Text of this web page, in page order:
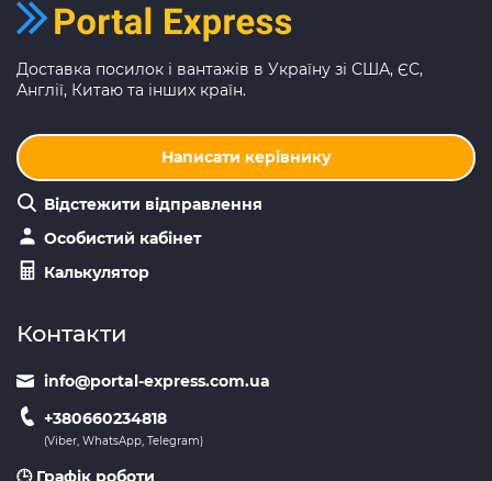
Доставка посилок і вантажів в Україну зі США, ЄС,
Англії, Китаю та інших країн.
Написати керівнику
Відстежити відправлення
Особистий кабінет
Калькулятор
Контакти
info@portal-express.com.ua
+380660234818
(Viber, WhatsApp, Telegram)
🕒 Графік роботи